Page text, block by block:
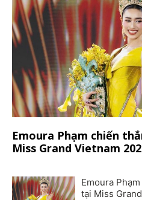
Emoura Phạm chiến
Miss Grand Vietnam
Emoura
tại Miss